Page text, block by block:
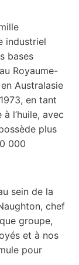
industriel
bases
Royaume-
Australasie
en tant
l’huile, avec
plus
000
sein de la
chef
groupe,
et à nos
pour